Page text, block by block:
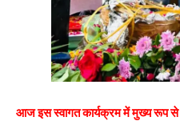
आज इस स्वागत कार्यक्रम में मुख्य रूप से